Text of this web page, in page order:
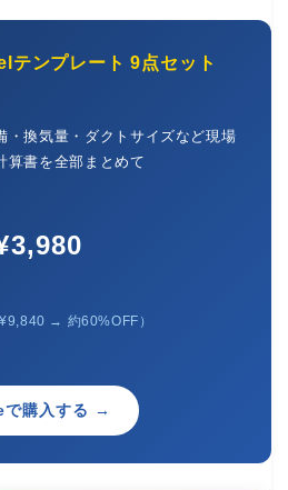
テンプレート 9点セット
・換気量・ダクトサイズなど現場
算書を全部まとめて
¥9,840 → 約60%OFF）
購入する →